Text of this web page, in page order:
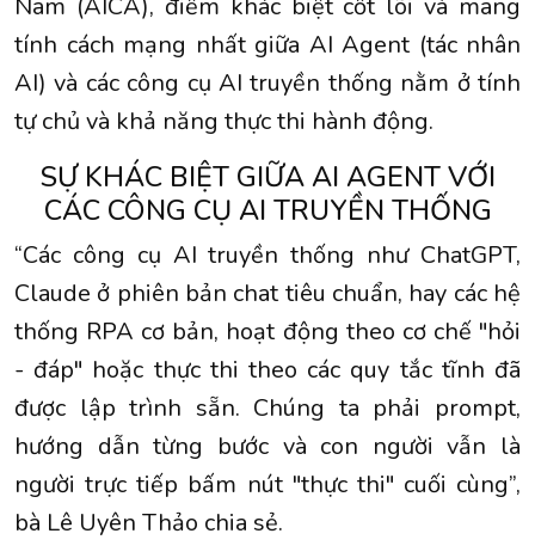
tính cách mạng nhất giữa AI Agent (tác nhân
AI) và các công cụ AI truyền thống nằm ở tính
tự chủ và khả năng thực thi hành động.
SỰ KHÁC BIỆT GIỮA AI AGENT VỚI
CÁC CÔNG CỤ AI TRUYỀN THỐNG
“Các công cụ AI truyền thống như ChatGPT,
Claude ở phiên bản chat tiêu chuẩn, hay các hệ
thống RPA cơ bản, hoạt động theo cơ chế "hỏi
- đáp" hoặc thực thi theo các quy tắc tĩnh đã
được lập trình sẵn. Chúng ta phải prompt,
hướng dẫn từng bước và con người vẫn là
người trực tiếp bấm nút "thực thi" cuối cùng”,
bà Lê Uyên Thảo chia sẻ.